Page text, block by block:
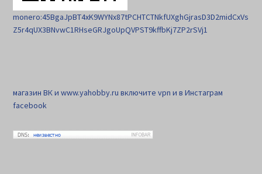
monero:45BgaJpBT4xK9WYNx87tPCHTCTNkfUXghGjrasD3D2midCxVs
Z5r4qUX3BNvwC1RHseGRJgoUpQVPST9kffbKj7ZP2rSVj1
магазин ВК и www.yahobby.ru включите vpn и в Инстаграм
facebook